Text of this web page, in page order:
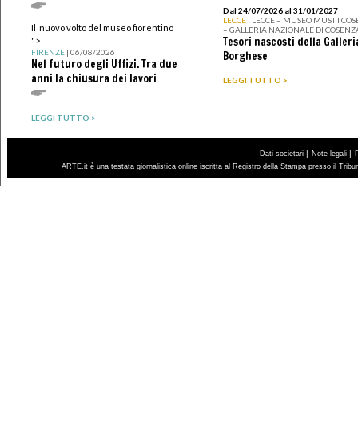
Il nuovo volto del museo fiorentino
">
FIRENZE| 06/08/2026
Nel futuro degli Uffizi. Tra due
anni la chiusura dei lavori
LEGGI TUTTO >
Dal 24/07/2026 al 31/01/2027
LECCE | LECCE – MUSEO MUST I
– GALLERIA NAZIONALE DI
Tesori nascosti della
Borghese
LEGGI TUTTO >
Dati societari | Note legali |
ARTE.it è una testata giornalistica online iscritta al Registro della Stampa presso il